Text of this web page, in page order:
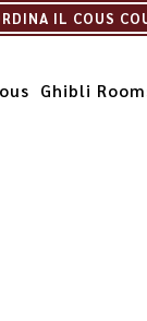
IL COUS
Ghibli